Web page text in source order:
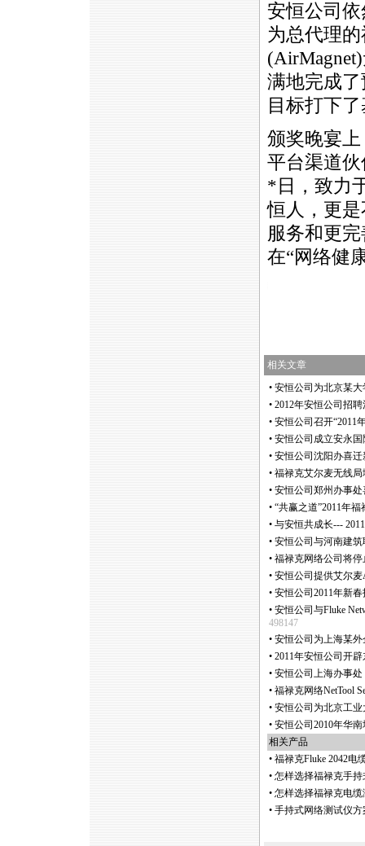
安恒公司
为总代理
满地完成
目标打下
颁奖晚宴
平台渠道
* 日，致力
恒人，更
服务和更
在“网络健
相关文章
• 安恒公司为北京某
• 2012年安恒公司招
• 安恒公司召开“2011
• 安恒公司成立安永
• 安恒公司沈阳办喜迁
• 福禄克艾尔麦无线局
• 安恒公司郑州办事
• “共赢之道”2011年
• 与安恒共成长---
• 安恒公司与河南建
• 福禄克网络公司将停
• 安恒公司提供艾尔
• 安恒公司2011年新
• 安恒公司与Fluke
498147
• 安恒公司为上海某
• 2011年安恒公司开
• 安恒公司上海办事处
• 福禄克网络NetTool
• 安恒公司为北京工业
• 安恒公司2010年华
相关产品
• 福禄克Fluke 2042电
• 怎样选择福禄克手
• 怎样选择福禄克电
• 手持式网络测试仪方